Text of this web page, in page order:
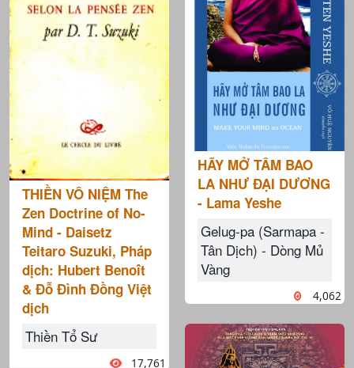
THIỀN VÔ NIỆM The
Zen Doctrine of No-
Mind - Daisetz
Teitaro Suzuki, Pháp
dịch: Hubert Benoît
& Đỗ Đình Đồng Việt
dịch
Thiền Tổ Sư
17,761
HÃY MỞ TÂM BAO
LA NHƯ ĐẠI DƯƠNG
- Lama Yeshe
Gelug-pa (Sarmapa -
Tân Dịch) - Dòng Mủ
Vàng
4,062